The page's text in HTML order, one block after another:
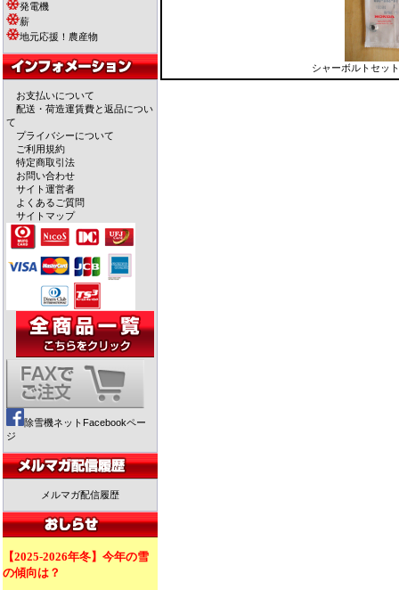
発電機
薪
地元応援！農産物
お支払いについて
配送・荷造運賃費と返品につい
て
プライバシーについて
ご利用規約
特定商取引法
お問い合わせ
サイト運営者
よくあるご質問
サイトマップ
除雪機ネットFacebookペー
ジ
メルマガ配信履歴
【2025-2026年冬】今年の雪
の傾向は？
シャーボルトセッ